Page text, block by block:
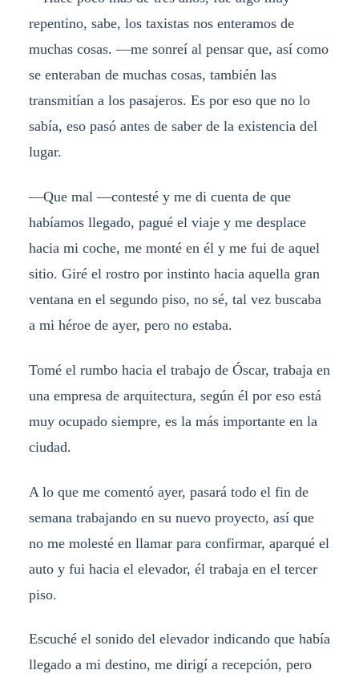
repentino, sabe, los taxistas nos enteramos de
muchas cosas. —me sonreí al pensar que, así como
se enteraban de muchas cosas, también las
transmitían a los pasajeros. Es por eso que no lo
sabía, eso pasó antes de saber de la existencia del
lugar.
—Que mal —contesté y me di cuenta de que
habíamos llegado, pagué el viaje y me desplace
hacia mi coche, me monté en él y me fui de aquel
sitio. Giré el rostro por instinto hacia aquella gran
ventana en el segundo piso, no sé, tal vez buscaba
a mi héroe de ayer, pero no estaba.
Tomé el rumbo hacia el trabajo de Óscar, trabaja en
una empresa de arquitectura, según él por eso está
muy ocupado siempre, es la más importante en la
ciudad.
A lo que me comentó ayer, pasará todo el fin de
semana trabajando en su nuevo proyecto, así que
no me molesté en llamar para confirmar, aparqué el
auto y fui hacia el elevador, él trabaja en el tercer
piso.
Escuché el sonido del elevador indicando que había
llegado a mi destino, me dirigí a recepción, pero